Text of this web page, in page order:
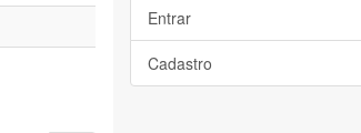
Entrar
Cadastro